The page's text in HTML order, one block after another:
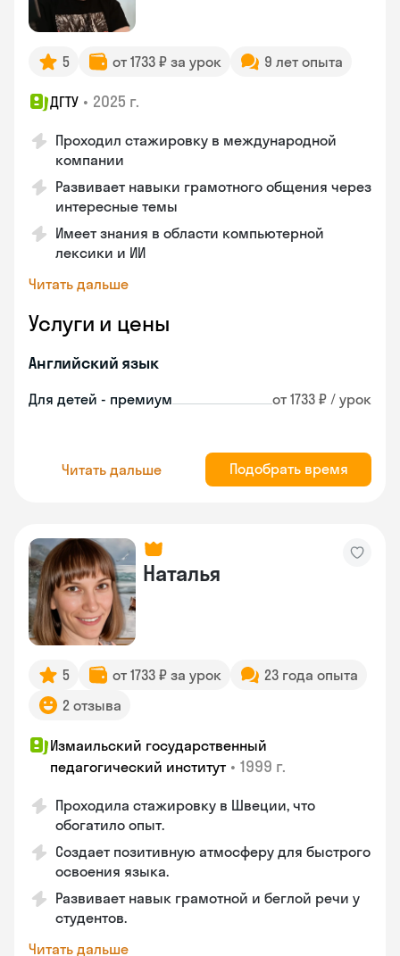
5 от 1733 ₽ за урок 9 лет опыта
ДГТУ • 2025 г.
Проходил стажировку в международной
компании
Развивает навыки грамотного общения через
интересные темы
Имеет знания в области компьютерной
лексики и ИИ
Читать дальше
Услуги и цены
Английский язык
Для детей - премиум от 1733 ₽ / урок
Читать дальше Подобрать время
Наталья
5 от 1733 ₽ за урок
23 года опыта
2 отзыва
Измаильский государственный
педагогический институт • 1999 г.
Проходила стажировку в Швеции, что
обогатило опыт.
Создает позитивную атмосферу для быстрого
освоения языка.
Развивает навык грамотной и беглой речи у
студентов.
Читать дальше